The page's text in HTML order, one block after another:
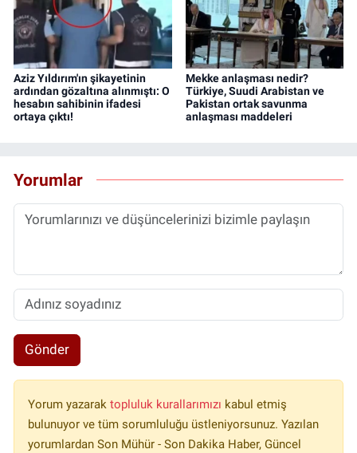
Aziz Yıldırım'ın şikayetinin
ardından gözaltına alınmıştı: O
hesabın sahibinin ifadesi
ortaya çıktı!
Mekke anlaşması nedir?
Türkiye, Suudi Arabistan ve
Pakistan ortak savunma
anlaşması maddeleri
Yorumlar
Gönder
Yorum yazarak topluluk kurallarımızı kabul etmiş
bulunuyor ve tüm sorumluluğu üstleniyorsunuz. Yazılan
yorumlardan Son Mühür - Son Dakika Haber, Güncel